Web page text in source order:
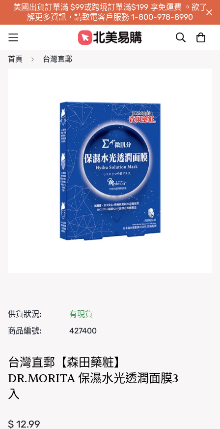
美國出貨訂單滿 $99或跨境訂單滿$199 享免運費 。欲了
解更多資訊，請致電客戶服務 1-800-978-8990
首頁 台灣直郵
供貨狀況:
有現貨
商品編號:
427400
台灣直郵【森田藥粧】
DR.MORITA 保濕水光透潤面膜3
入
正常價格
$ 12.99